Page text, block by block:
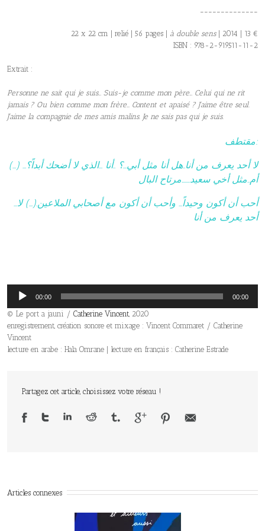
______________
22 x 22 cm | relié | 56 pages | à double sens| 2014 | 13 €
ISBN : 978-2-919511-11-2
Extrait :
Personne ne sait qui je suis… Suis-je comme mon père… Celui qui ne rit
jamais ? Ou bien comme mon frère… Content et apaisé ? J’aime être seul.
J’aime la compagnie de mes amis malins. Je ne sais pas qui je suis.
مقتطف:
(…) …لا أحد يعرف من أنا..هل أنا مثل أبي…؟ ..أنا …الذي لا أضحك أبداً؟
أم..مثل أخي سعيد…….مرتاح البال
…أحب أن أكون وحيداً… وأحب أن أكون مع أصحابي الملاعين.(…) لا
أحد يعرف من أنا
Lecteur
audio
00:00 00:00
© Le port a jauni / Catherine Vincent, 2020
enregistrement, création sonore et mixage : Vincent Commaret / Catherine
Vincent
lecture en arabe : Hala Omrane | lecture en français : Catherine Estrade
Partagez cet article, choisissez votre réseau !
Articles connexes